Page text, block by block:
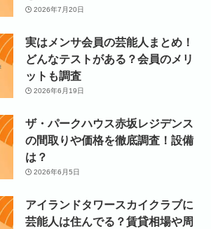
2026年7月20日
実はメンサ会員の芸能人まとめ！
どんなテストがある？会員のメリ
ットも調査
2026年6月19日
ザ・パークハウス赤坂レジデンス
の間取りや価格を徹底調査！設備
は？
2026年6月5日
アイランドタワースカイクラブに
芸能人は住んでる？賃貸相場や周